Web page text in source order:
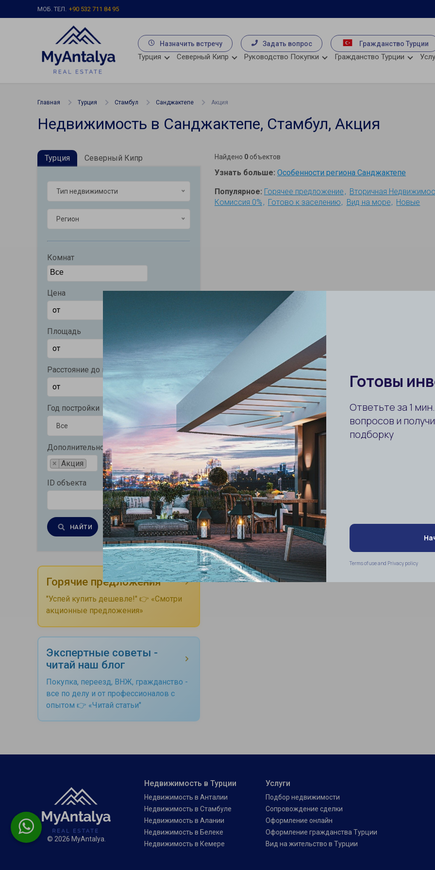
МОБ. ТЕЛ. +90 532 711 84 95
Назначить встречу Задать вопрос Гражданство Турции
Турция Северный Кипр Руководство Покупки Гражданство Турции
Главная Турция Стамбул Санджактепе Акция
Недвижимость в Санджактепе, Стамбул, Акция
Турция Северный Кипр
Тип недвижимости
Регион
Комнат
Цена
Площадь
Расстояние до моря (м)
Год постройки
Все Все
Дополнительно
× Акция
ID объекта
НАЙТИ Очистить
Горячие предложения
"Успей купить дешевле!" 👉 «Смотри
акционные предложения»
Экспертные советы -
читай наш блог
Покупка, переезд, ВНЖ, гражданство -
все по делу и от профессионалов с
опытом 👉 «Читай статьи"
Найдено 0 объектов
Узнать больше: Особенности региона Санджактепе
Популярное: Горячее предложение
Вторичная
Комиссия 0%
Готово к заселению Вид на море Новые
© 2026 MyAntalya.
Недвижимость в Турции
Недвижимость в Анталии
Недвижимость в Стамбуле
Недвижимость в Алании
Недвижимость в Белеке
Недвижимость в Кемере
Услуги
Подбор недвижимости
Сопровождение сделки
Оформление онлайн
Оформление гражданства Турции
Вид на жительство в Турции